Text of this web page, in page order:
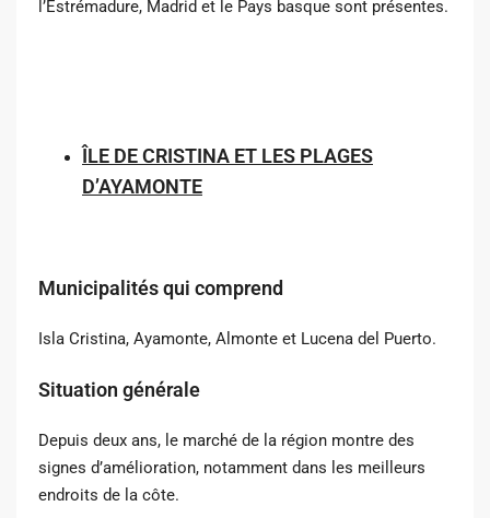
l’Estrémadure, Madrid et le Pays basque sont présentes.
ÎLE DE CRISTINA ET LES PLAGES
D’AYAMONTE
Municipalités qui comprend
Isla Cristina, Ayamonte, Almonte et Lucena del Puerto.
Situation générale
Depuis deux ans, le marché de la région montre des
signes d’amélioration, notamment dans les meilleurs
endroits de la côte.